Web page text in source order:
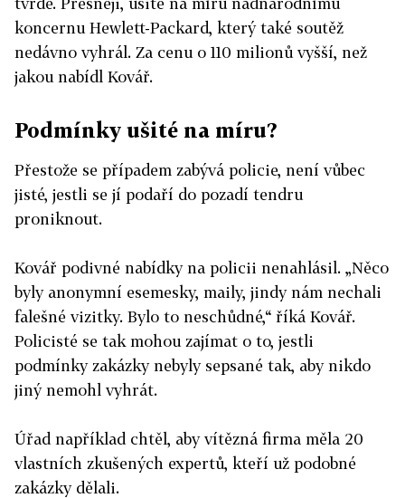
koncernu Hewlett-Packard, který také soutěž
nedávno vyhrál. Za cenu o 110 milionů vyšší, než
jakou nabídl Kovář.
Podmínky ušité na míru?
Přestože se případem zabývá policie, není vůbec
jisté, jestli se jí podaří do pozadí tendru
proniknout.
Kovář podivné nabídky na policii nenahlásil. „Něco
byly anonymní esemesky, maily, jindy nám nechali
falešné vizitky. Bylo to neschůdné,“ říká Kovář.
Policisté se tak mohou zajímat o to, jestli
podmínky zakázky nebyly sepsané tak, aby nikdo
jiný nemohl vyhrát.
Úřad například chtěl, aby vítězná firma měla 20
vlastních zkušených expertů, kteří už podobné
zakázky dělali.